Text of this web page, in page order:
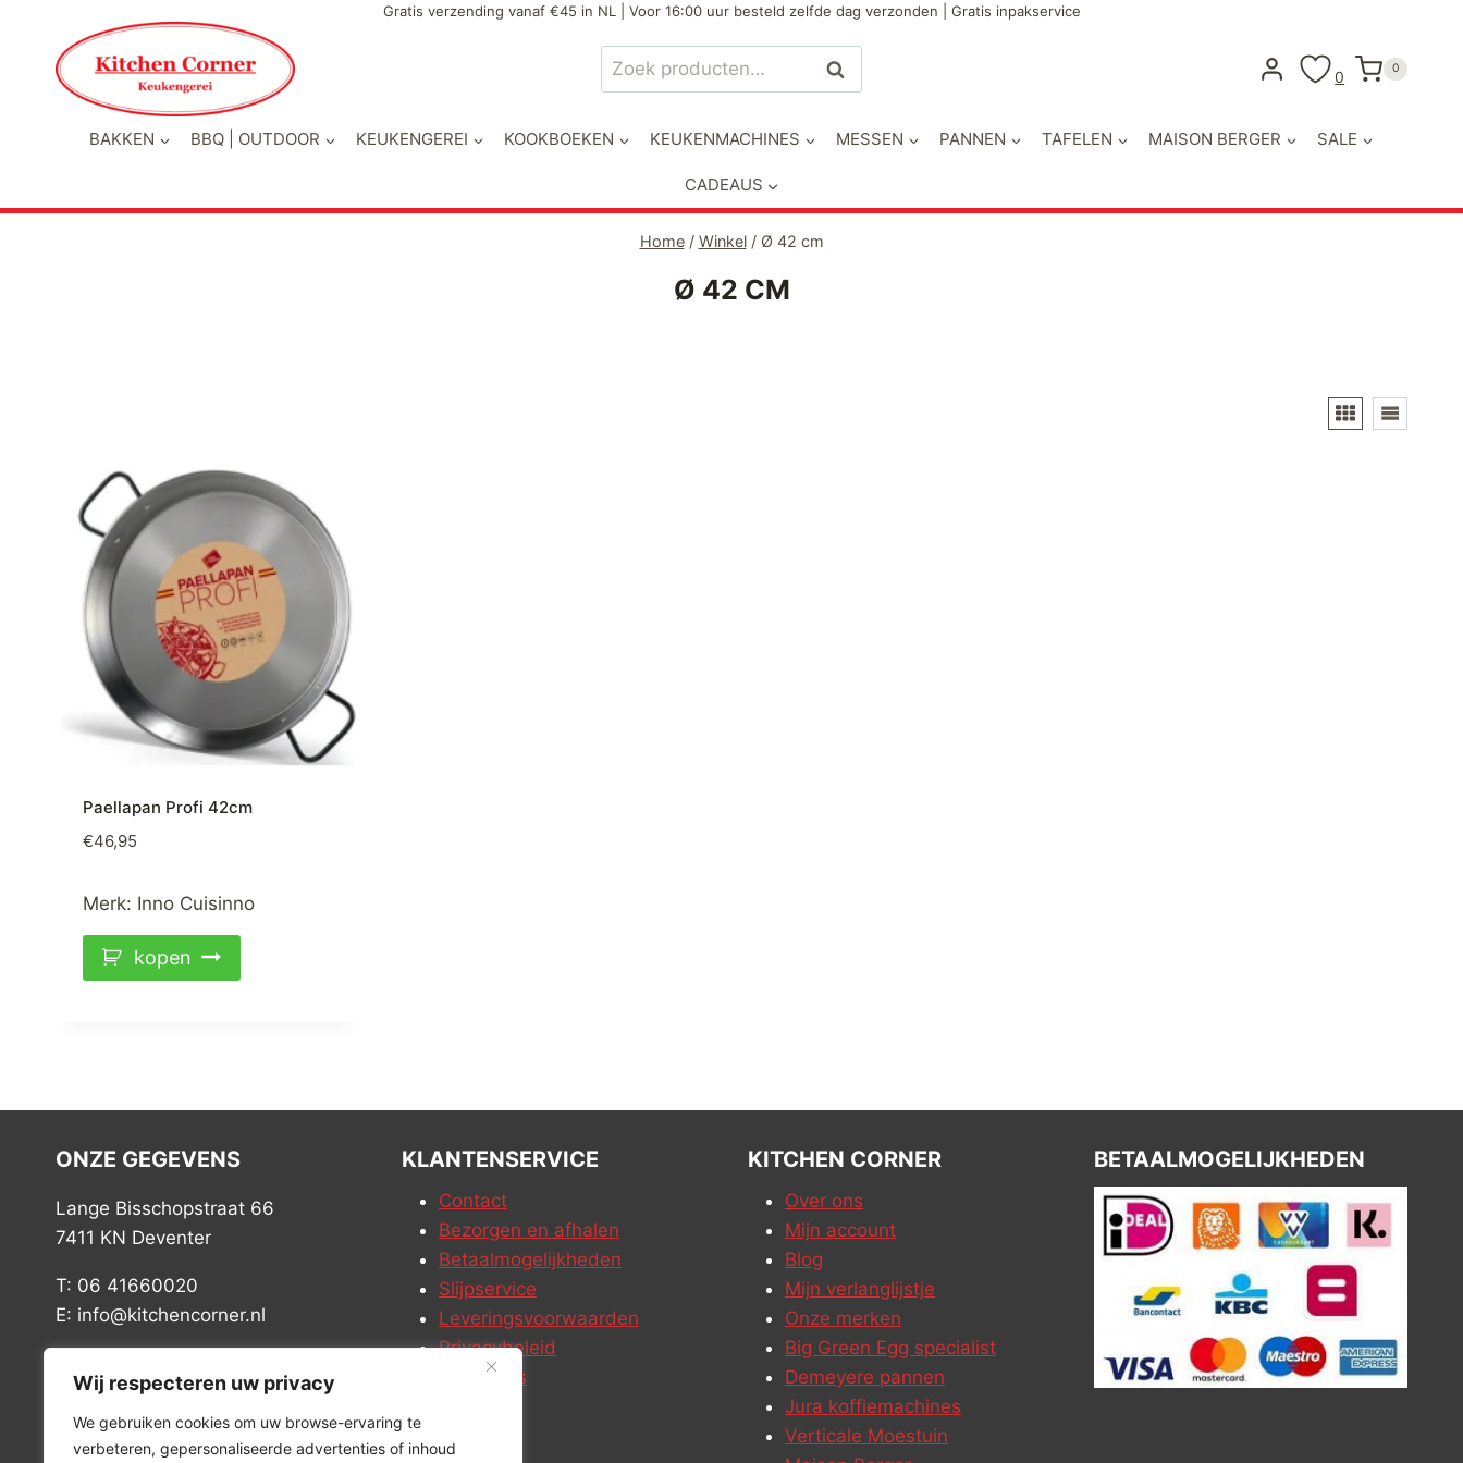
Wij respecteren uw privacy
We gebruiken cookies om uw browse-ervaring te
verbeteren, gepersonaliseerde advertenties of inhoud
inhoud
Gratis verzending vanaf €45 in NL | Voor 16:00 uur besteld zelfde dag verzonden | Gratis inpakservice
Zoeken
naar:
Zoeken 0 0
BAKKEN BBQ | OUTDOOR KEUKENGEREI KOOKBOEKEN KEUKENMACHINES MESSEN PANNEN TAFELEN MAISON BERGER SALE
CADEAUS
Home / Winkel / Ø 42 cm
Ø 42 CM
Paellapan Profi 42cm
€46,95
Merk: Inno Cuisinno
kopen
ONZE GEGEVENS
Lange Bisschopstraat 66
7411 KN Deventer
T: 06 41660020
E: info@kitchencorner.nl
BTW: NL868888989B01
KLANTENSERVICE
Contact
Bezorgen en afhalen
Betaalmogelijkheden
Slijpservice
Leveringsvoorwaarden
Privacybeleid
Vacatures
KITCHEN CORNER
Over ons
Mijn account
Blog
Mijn verlanglijstje
Onze merken
Big Green Egg specialist
Demeyere pannen
Jura koffiemachines
Verticale Moestuin
BETAALMOGELIJKHEDEN